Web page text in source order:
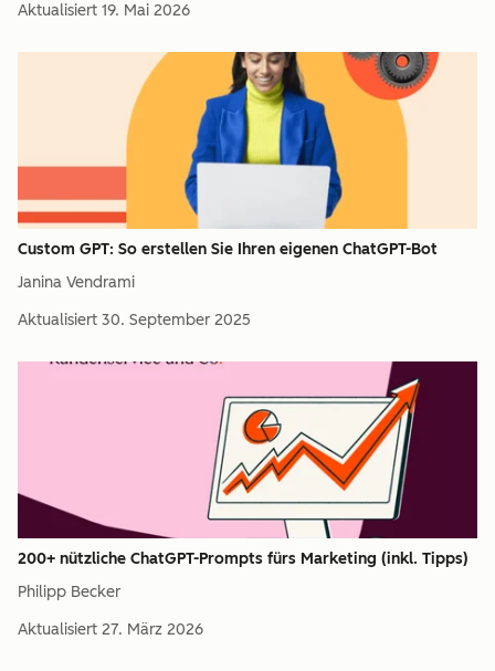
Aktualisiert 19. Mai 2026
Custom GPT: So erstellen Sie Ihren eigenen ChatGPT-Bot
Janina Vendrami
Aktualisiert 30. September 2025
200+ nützliche ChatGPT-Prompts fürs Marketing (inkl. Tipps)
Philipp Becker
Aktualisiert 27. März 2026